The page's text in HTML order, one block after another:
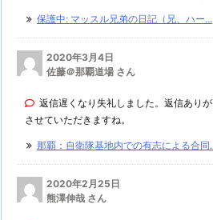
保護中: マッスル兄弟の日記（兄、ハー...
2020年3月4日
佐藤＠那覇道場 さん
返信遅くなり失礼しました。返信あり
させていただきますね。
那覇：自衛隊基地内での有志による合同
2020年2月25日
熊澤伸哉 さん